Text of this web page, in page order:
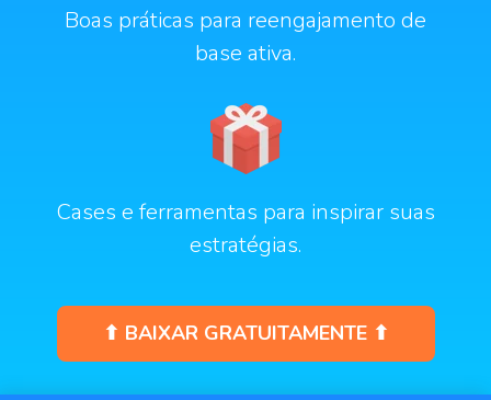
Boas práticas para reengajamento de
base ativa.
Cases e ferramentas para inspirar suas
estratégias.
⬆ BAIXAR GRATUITAMENTE ⬆